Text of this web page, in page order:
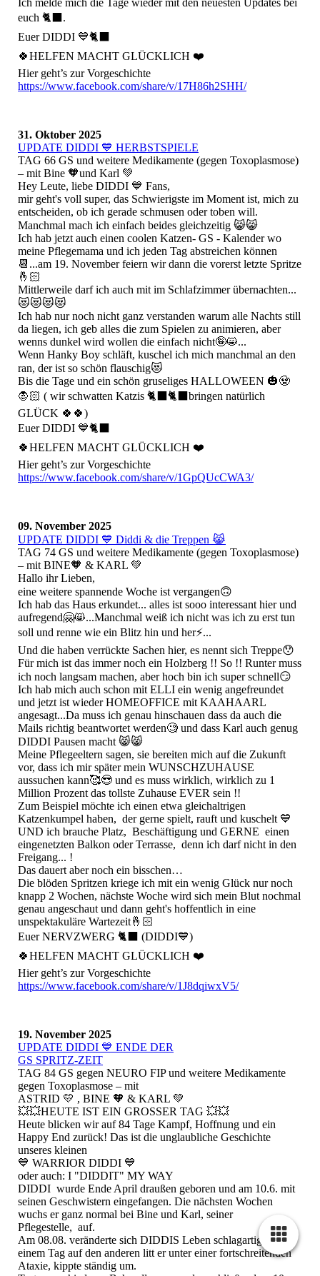
​Ich melde mich die Tage wieder mit den neuesten Updates bei
euch 🐈‍⬛.
Euer DIDDI 💙🐈‍⬛
🍀HELFEN MACHT GLÜCKLICH ❤️
Hier geht’s zur Vorgeschichte
https://www.facebook.com/share/v/17H86h2SHH/
31. Oktober 2025
UPDATE DIDDI 💙 HERBSTSPIELE
TAG 66 GS und weitere Medikamente (gegen Toxoplasmose)
– mit Bine 🧡und Karl 💚
Hey Leute, liebe DIDDI 💙 Fans,
mir geht's voll super, das Schwierigste im Moment ist, mich zu
entscheiden, ob ich gerade schmusen oder toben will.
Manchmal mach ich einfach beides gleichzeitig 😸😸
Ich hab jetzt auch einen coolen Katzen- GS - Kalender wo
meine Pflegemama und ich jeden Tag abstreichen können
📆...am 19. November feiern wir dann die vorerst letzte Spritze
🤞🏻
Mittlerweile darf ich auch mit im Schlafzimmer übernachten...
😻😻😻😻
Ich hab nur noch nicht ganz verstanden warum alle Nachts still
da liegen, ich geb alles die zum Spielen zu animieren, aber
wenns dunkel wird wollen die einfach nicht🤪😸...
Wenn Hanky Boy schläft, kuschel ich mich manchmal an den
ran, der ist so schön flauschig😻
Bis die Tage und ein schön gruseliges HALLOWEEN 🎃🧟
🧛🏻 ( wir schwatten Katzis 🐈‍⬛🐈‍⬛bringen natürlich
GLÜCK 🍀🍀)
Euer DIDDI 💙🐈‍⬛
🍀HELFEN MACHT GLÜCKLICH ❤️
Hier geht’s zur Vorgeschichte
https://www.facebook.com/share/v/1GpQUcCWA3/
09. November 2025
UPDATE DIDDI 💙 Diddi & die Treppen 😹
TAG 74 GS und weitere Medikamente (gegen Toxoplasmose)
– mit BINE🧡 & KARL 💚
Hallo ihr Lieben,
eine weitere spannende Woche ist vergangen🙃
Ich hab das Haus erkundet... alles ist sooo interessant hier und
aufregend🤗😸...Manchmal weiß ich nicht was ich zu erst tun
soll und renne wie ein Blitz hin und her⚡️...
Und die haben verrückte Sachen hier, es nennt sich Treppe😯
Für mich ist das immer noch ein Holzberg !! So !! Runter muss
ich noch langsam machen, aber hoch bin ich super schnell😏
Ich hab mich auch schon mit ELLI ein wenig angefreundet
und jetzt ist wieder HOMEOFFICE mit KAAHAARL
angesagt...Da muss ich genau hinschauen dass da auch die
Mails richtig beantwortet werden🧐 und dass Karl auch genug
DIDDI Pausen macht 😸😸
Meine Pflegeeltern sagen, sie bereiten mich auf die Zukunft
vor, dass ich mir später mein WUNSCHZUHAUSE
aussuchen kann🥰😎 und es muss wirklich, wirklich zu 1
Million Prozent das tollste Zuhause EVER sein !!
Zum Beispiel möchte ich einen etwa gleichaltrigen
Katzenkumpel haben, der gerne spielt, rauft und kuschelt 💙
UND ich brauche Platz, Beschäftigung und GERNE einen
eingenetzten Balkon oder Terrasse, denn ich darf nicht in den
Freigang... !
Das dauert aber noch ein bisschen…
Die blöden Spritzen kriege ich mit ein wenig Glück nur noch
knapp 2 Wochen, nächste Woche wird sich mein Blut nochmal
genau angeschaut und dann geht's hoffentlich in eine
unspektakuläre Wartezeit🤞🏻
Euer NERVZWERG 🐈‍⬛ (DIDDI💙)
🍀HELFEN MACHT GLÜCKLICH ❤️
Hier geht’s zur Vorgeschichte
https://www.facebook.com/share/v/1J8dqiwxV5/
19. November 2025
UPDATE DIDDI 💙 ENDE DER
GS SPRITZ-ZEIT
TAG 84 GS gegen NEURO FIP und weitere Medikamente
gegen Toxoplasmose – mit
ASTRID 💛 , BINE 🧡 & KARL 💚
💥💥HEUTE IST EIN GROSSER TAG 💥💥
Heute blicken wir auf 84 Tage Kampf, Hoffnung und ein
Happy End zurück! Das ist die unglaubliche Geschichte
unseres kleinen
💙 WARRIOR DIDDI 💙
oder auch: I "DIDDIT" MY WAY
DIDDI wurde Ende April draußen geboren und am 10.6. mit
seinen Geschwistern eingefangen. Die nächsten Wochen
wuchs er ganz normal bei Bine und Karl, seiner
Pflegestelle, auf.
Am 08.08. veränderte sich DIDDIS Leben schlagartig: Von
einem Tag auf den anderen litt er unter einer fortschreitenden
Ataxie, kippte ständig um.